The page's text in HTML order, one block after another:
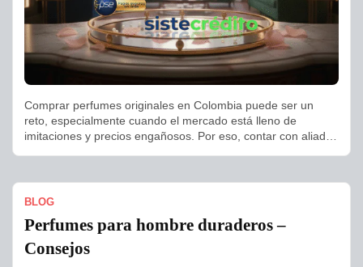
Comprar perfumes originales en Colombia puede ser un
reto, especialmente cuando el mercado está lleno de
imitaciones y precios engañosos. Por eso, contar con aliados
adquirir fragancias auténticas, de diseñador, nicho o
inspiradas en celebridades, con la tranquilidad de que […]
BLOG
Perfumes para hombre duraderos –
Consejos